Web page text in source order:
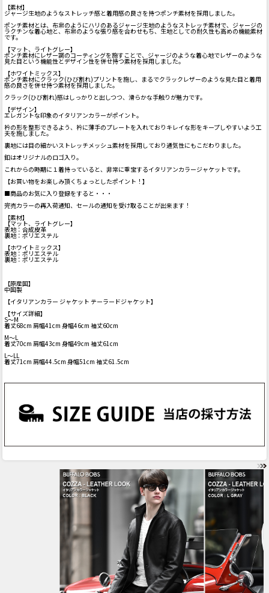
【素材】
ジャージ生地のようなストレッチ感と着用感の良さを持つポンチ素材を採用しました。
ポンチ素材とは、布帛のようにハリのあるジャージ生地のようなストレッチ素材で、ジャージの
ラクチンな着心地と、布帛のような張り感を合わせもち、生地としての耐久性も高めの機能素材
です。
【マット、ライトグレー】
ポンチ素材にレザー調のコーティングを施すことで、ジャージのような着心地でレザーのような
見た目という機能性とデザイン性を併せ持つ素材を採用しました。
【ホワイトミックス】
ポンチ素材にクラック(ひび割れ)プリントを施し、まるでクラックレザーのような見た目と着用
感の良さを併せ持つ素材を採用しました。
クラック(ひび割れ)感はしっかりと出しつつ、滑らかな手触りが魅力です。
【デザイン】
エレガントな印象のイタリアンカラーがポイント。
衿の形を整形できるよう、衿に薄手のプレートを入れておりキレイな形をキープしやすいよう工
夫を施しました。
裏地には目の細かいストレッチメッシュ素材を採用しており通気性にもこだわりました。
釦はオリジナルのロゴ入り。
これからの時期に１着持っていると、非常に重宝するイタリアンカラージャケットです。
【お買い物をお楽しみ頂くちょっとしたポイント！】
■商品のお気に入り登録をすると・・・
完売カラーの再入荷通知、セールの通知を受け取ることが出来ます！
【素材】
【マット、ライトグレー】
表地：合成皮革
裏地：ポリエステル
【ホワイトミックス】
表地：ポリエステル
裏地：ポリエステル
【原産国】
中国製
【イタリアンカラー ジャケット テーラードジャケット】
【サイズ詳細】
S～M
着丈68cm 肩幅41cm 身幅46cm 袖丈60cm
M～L
着丈70cm 肩幅43cm 身幅49cm 袖丈61cm
L～LL
着丈71cm 肩幅44.5cm 身幅51cm 袖丈61.5cm